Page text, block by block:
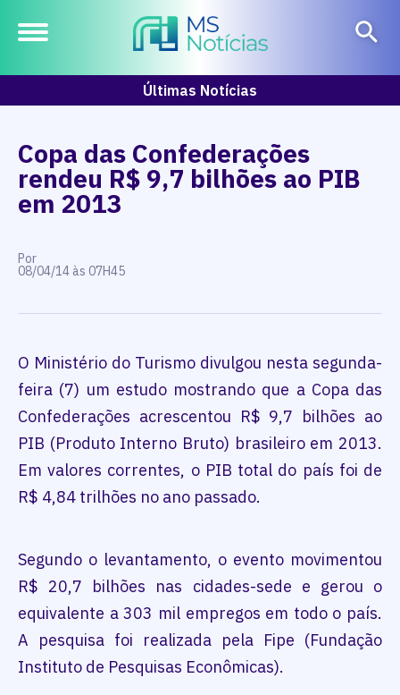
Últimas Notícias
Copa das Confederações
rendeu R$ 9,7 bilhões ao PIB
em 2013
Por
08/04/14 às 07H45
O Ministério do Turismo divulgou nesta segunda-
feira (7) um estudo mostrando que a Copa das
Confederações acrescentou R$ 9,7 bilhões ao
PIB (Produto Interno Bruto) brasileiro em 2013.
Em valores correntes, o PIB total do país foi de
R$ 4,84 trilhões no ano passado.
Segundo o levantamento, o evento movimentou
R$ 20,7 bilhões nas cidades-sede e gerou o
equivalente a 303 mil empregos em todo o país.
A pesquisa foi realizada pela Fipe (Fundação
Instituto de Pesquisas Econômicas).